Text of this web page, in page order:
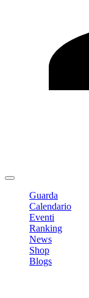
Guarda
Calendario
Eventi
Ranking
News
Shop
Blogs